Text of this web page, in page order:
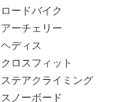
ロードバイク
アーチェリー
ヘディス
クロスフィット
ステアクライミング
スノーボード